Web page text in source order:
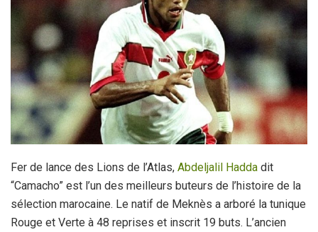
Fer de lance des Lions de l’Atlas, Abdeljalil Hadda dit
“Camacho” est l’un des meilleurs buteurs de l’histoire de la
sélection marocaine. Le natif de Meknès a arboré la tunique
Rouge et Verte à 48 reprises et inscrit 19 buts. L’ancien